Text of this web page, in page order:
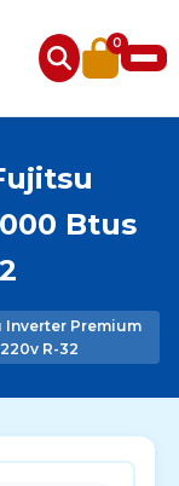
0
Btus
Premium
R-32